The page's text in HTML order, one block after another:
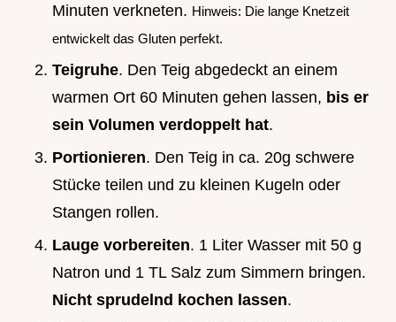
Minuten verkneten. Hinweis: Die lange Knetzeit
entwickelt das Gluten perfekt.
Teigruhe. Den Teig abgedeckt an einem
warmen Ort 60 Minuten gehen lassen, bis er
sein Volumen verdoppelt hat.
Portionieren. Den Teig in ca. 20g schwere
Stücke teilen und zu kleinen Kugeln oder
Stangen rollen.
Lauge vorbereiten. 1 Liter Wasser mit 50 g
Natron und 1 TL Salz zum Simmern bringen.
Nicht sprudelnd kochen lassen.